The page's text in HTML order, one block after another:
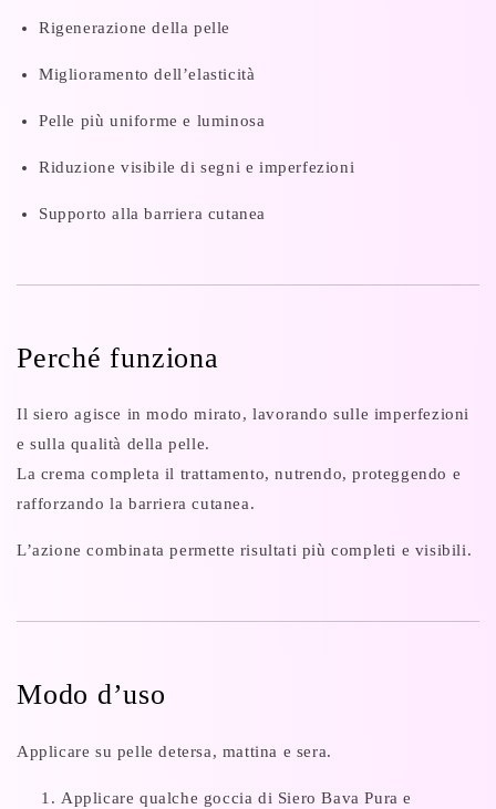
Rigenerazione della pelle
Miglioramento dell’elasticità
Pelle più uniforme e luminosa
Riduzione visibile di segni e imperfezioni
Supporto alla barriera cutanea
Perché funziona
Il siero agisce in modo mirato, lavorando sulle imperfezioni
e sulla qualità della pelle.
La crema completa il trattamento, nutrendo, proteggendo e
rafforzando la barriera cutanea.
L’azione combinata permette risultati più completi e visibili.
Modo d’uso
Applicare su pelle detersa, mattina e sera.
Applicare qualche goccia di Siero Bava Pura e